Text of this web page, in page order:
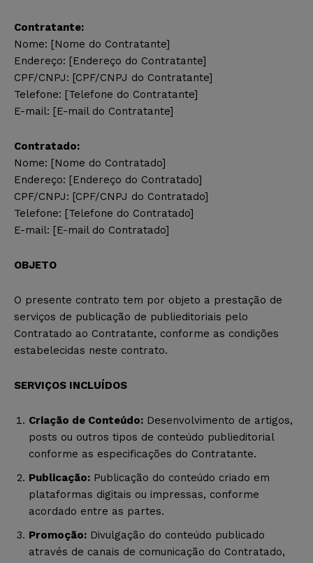
Contratante:
Nome: [Nome do Contratante]
Endereço: [Endereço do Contratante]
CPF/CNPJ: [CPF/CNPJ do Contratante]
Telefone: [Telefone do Contratante]
E-mail: [E-mail do Contratante]
Contratado:
Nome: [Nome do Contratado]
Endereço: [Endereço do Contratado]
CPF/CNPJ: [CPF/CNPJ do Contratado]
Telefone: [Telefone do Contratado]
E-mail: [E-mail do Contratado]
OBJETO
O presente contrato tem por objeto a prestação de
serviços de publicação de publieditoriais pelo
Contratado ao Contratante, conforme as condições
estabelecidas neste contrato.
SERVIÇOS INCLUÍDOS
Criação de Conteúdo: Desenvolvimento de artigos,
posts ou outros tipos de conteúdo publieditorial
conforme as especificações do Contratante.
Publicação: Publicação do conteúdo criado em
plataformas digitais ou impressas, conforme
acordado entre as partes.
Promoção: Divulgação do conteúdo publicado
através de canais de comunicação do Contratado,